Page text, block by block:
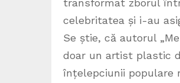
celebritatea și i-au
Se știe, că autorul
doar un artist plastic
înțelepciunii populare